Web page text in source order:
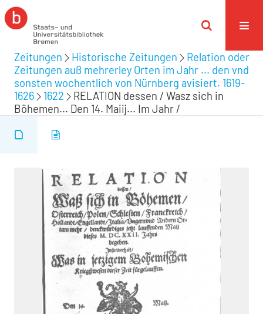
Zeitungen Historische Zeitungen
Relation oder
Zeitungen auß mehrerley Orten im Jahr ... den vnd
sonsten wochentlich von Nürnberg avisiert. 1619-
1626
1622
RELATION dessen / Wasz sich in
Böhemen... Den 14. Maiij... Im Jahr /